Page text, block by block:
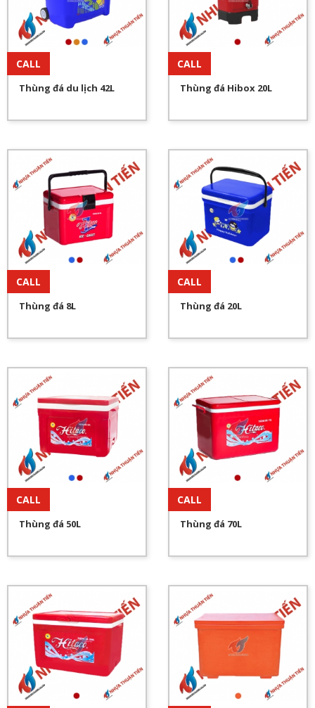
CÔNG TY TNHH NHỰA THUẬN TIẾN
Địa chỉ:
Số A7/29A Ấp 1, Xã Lê Minh Xuân, Huyện Bình
Chánh, Thành phố Hồ Chí Minh, Việt Nam
Hotline:
0903.599.133
Email: cskh.thuantienplastic@gmail.com
CALL
Thùng đá du lịch 42L
CALL
Thùng đá Hibox 20L
CALL
Thùng đá 8L
CALL
Thùng đá 20L
CALL
Thùng đá 50L
CALL
Thùng đá 70L